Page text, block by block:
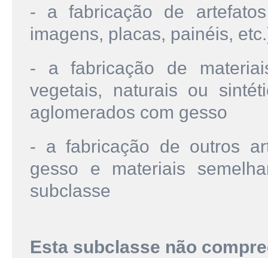
- a fabricação de
imagens, placas, painéis,
- a fabricação de
vegetais, naturais ou
aglomerados com gesso
- a fabricação de outros
gesso e materiais
subclasse
Esta subclasse não